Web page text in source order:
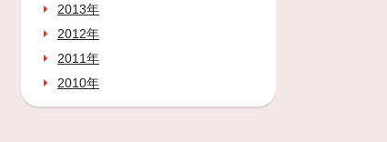
2013年
2012年
2011年
2010年